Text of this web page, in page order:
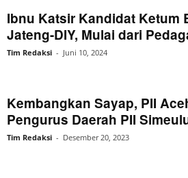
Ibnu Katsir Kandidat Ketum
Jateng-DIY, Mulai dari
Tim Redaksi - Juni 10, 2024
Kembangkan Sayap, PII
Pengurus Daerah PII
Tim Redaksi - Desember 20, 2023